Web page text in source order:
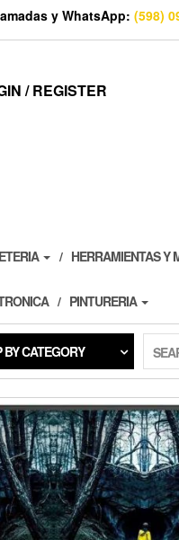
y WhatsApp: (598)
/ REGISTER
HERRAMIENTAS Y
PINTURERIA
BY CATEGORY